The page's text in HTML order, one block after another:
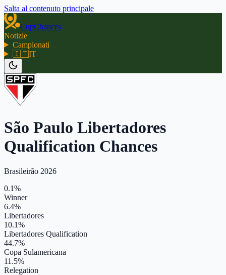
Salta al contenuto principale
CupChances
Notizie
Campionati
🇮🇹IT
São Paulo Libertadores
Qualification Chances
Brasileirão 2026
0.1%
Winner
6.4%
Libertadores
10.1%
Libertadores Qualification
44.7%
Copa Sulamericana
11.5%
Relegation